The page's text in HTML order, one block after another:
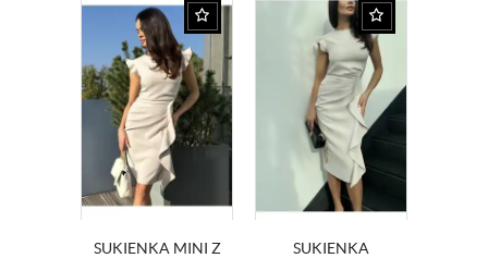
SUKIENKA MINI Z
SUKIENKA